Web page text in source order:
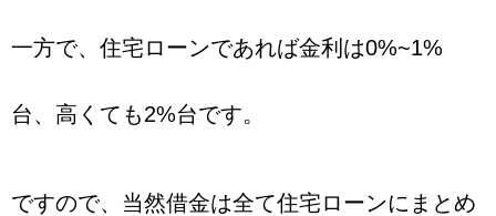
一方で、住宅ローンであれば金利は0%~1%
台、高くても2%台です。
ですので、当然借金は全て住宅ローンにまとめ